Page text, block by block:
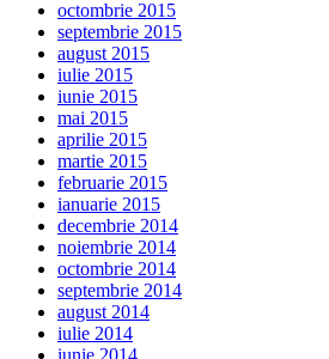
octombrie 2015
septembrie 2015
august 2015
iulie 2015
iunie 2015
mai 2015
aprilie 2015
martie 2015
februarie 2015
ianuarie 2015
decembrie 2014
noiembrie 2014
octombrie 2014
septembrie 2014
august 2014
iulie 2014
iunie 2014